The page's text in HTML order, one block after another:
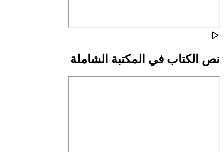
نص الكتاب في المكتبة الشاملة